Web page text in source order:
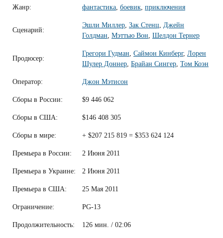
Жанр: фантастика боевик приключения
Сценарий:
Эшли Миллер Зак Стенц
Джейн
Голдман Мэттью Вон Шелдон Тернер
Продюсер:
Грегори Гудман Саймон Кинберг, Лорен
Шулер Доннер Брайан Сингер Том Коэн
Оператор: Джон Мэтисон
Сборы в России: $9 446 062
Сборы в США: $146 408 305
Сборы в мире: + $207 215 819 = $353 624 124
Премьера в России: 2 Июня 2011
Премьера в Украине: 2 Июня 2011
Премьера в США: 25 Мая 2011
Ограничение: PG-13
Продолжительность: 126 мин. / 02:06